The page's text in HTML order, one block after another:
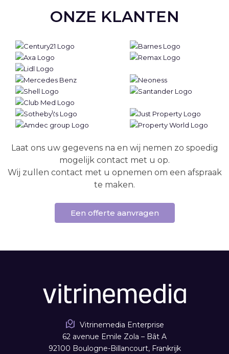
ONZE KLANTEN
Laat ons uw gegevens na en wij nemen zo spoedig
mogelijk contact met u op.
Wij zullen contact met u opnemen om een afspraak
te maken.
Een offerte aanvragen
Vitrinemedia Enterprise
62 avenue Emile Zola – Bât A
92100 Boulogne-Billancourt, Frankrijk